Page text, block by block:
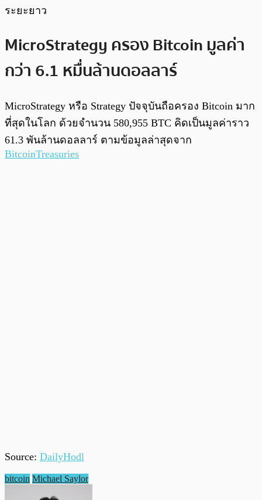
ระยะยาว
MicroStrategy ครอง Bitcoin มูลค่า
กว่า 6.1 หมื่นล้านดอลลาร์
MicroStrategy หรือ Strategy ปัจจุบันถือครอง Bitcoin มาก
ที่สุดในโลก ด้วยจำนวน 580,955 BTC คิดเป็นมูลค่าราว
61.3 พันล้านดอลลาร์ ตามข้อมูลล่าสุดจาก
BitcoinTreasuries
Source: DailyHodl
bitcoin Michael Saylor